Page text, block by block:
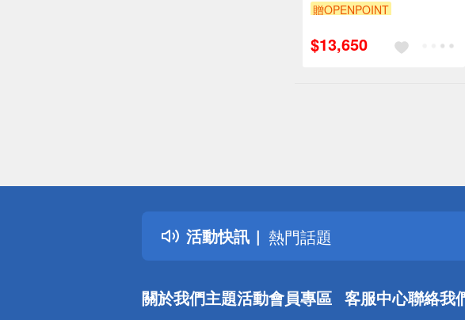
流馬達 有燈/無燈款 遙控吊扇
木紋/鐵灰木紋實木葉片 台灣
製造
贈OPENPOINT
$13,650
活動快訊
詐騙網頁！請小心！
得獎公告
熱門話題
銀行優惠
詐騙網頁！請小心！
關於我們主題活動會員專區 客服中心聯絡我